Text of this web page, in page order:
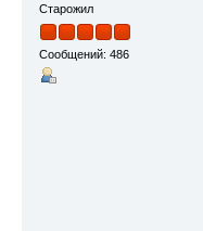
Старожил
Сообщений: 486